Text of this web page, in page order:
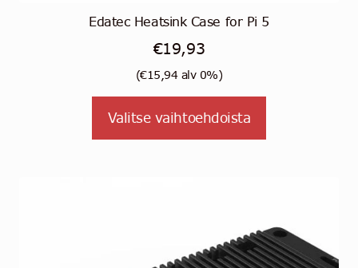
Edatec Heatsink Case for Pi 5
€19,93
(€15,94alv 0%)
Valitse vaihtoehdoista
tehdä
valinnat